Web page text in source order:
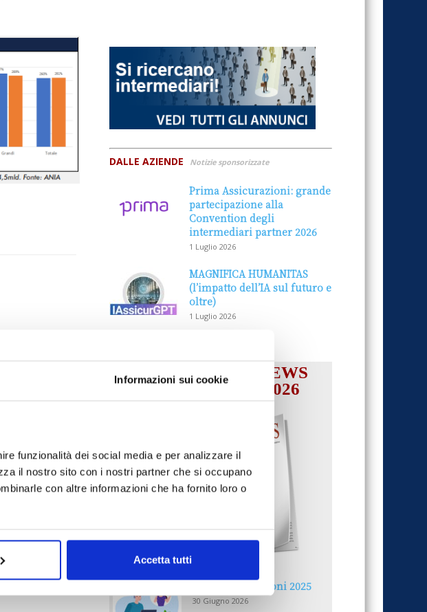
Informazioni sui cookie
funzionalità dei social media e per analizzare il
il nostro sito con i nostri partner che si occupano
con altre informazioni che ha fornito loro o
Accetta tutti
DALLE AZIENDE Notizie sponsorizzate
Prima Assicurazioni: grande
partecipazione alla
Convention degli
intermediari partner 2026
1 Luglio 2026
MAGNIFICA HUMANITAS
(l’impatto dell’IA sul futuro e
oltre)
1 Luglio 2026
IL MENSILE ASSINEWS
LUGLIO-AGOSTO 2026
Reclami e sanzioni 2025
30 Giugno 2026